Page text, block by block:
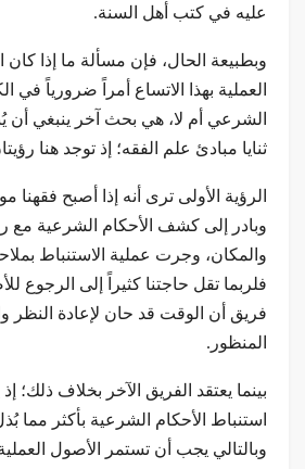
عليه في كتب أهل السنة.
وبطبيعة الحال، فإن مسألة ما إذا كان
العملية بهذا الاتساع أمراً ضرورياً
الشرعي أم لا، هي بحث آخر ينبغي أن
ثنايا مبادئ علم الفقه؛ إذ توجد هنا
الرؤية الأولى ترى أنه إذا أصبح فقهنا
وبادر إلى كشف الأحكام الشرعية مع
والمكان، وجرت عملية الاستنباط
فلربما تقل حاجتنا كثيراً إلى الرجوع
فريق أن الوقت قد حان لإعادة النظر
المنظور.
بينما يعتقد الفريق الآخر بخلاف ذلك؛ إذ
استنباط الأحكام الشرعية بأكثر مما
وبالتالي يجب أن تستمر الأصول